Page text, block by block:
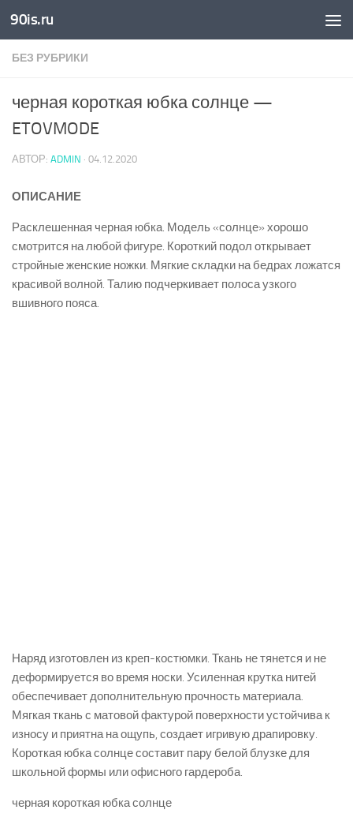
Skip to content
90is.ru
БЕЗ РУБРИКИ
черная короткая юбка солнце —
ETOVMODE
АВТОР: ADMIN · 04.12.2020
ОПИСАНИЕ
Расклешенная черная юбка. Модель «солнце» хорошо
смотрится на любой фигуре. Короткий подол открывает
стройные женские ножки. Мягкие складки на бедрах ложатся
красивой волной. Талию подчеркивает полоса узкого
вшивного пояса.
Наряд изготовлен из креп-костюмки. Ткань не тянется и не
деформируется во время носки. Усиленная крутка нитей
обеспечивает дополнительную прочность материала.
Мягкая ткань с матовой фактурой поверхности устойчива к
износу и приятна на ощупь, создает игривую драпировку.
Короткая юбка солнце составит пару белой блузке для
школьной формы или офисного гардероба.
черная короткая юбка солнце